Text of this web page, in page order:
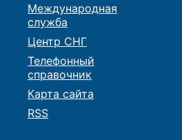
Международная
служба
Центр СНГ
Телефонный
справочник
Карта сайта
RSS